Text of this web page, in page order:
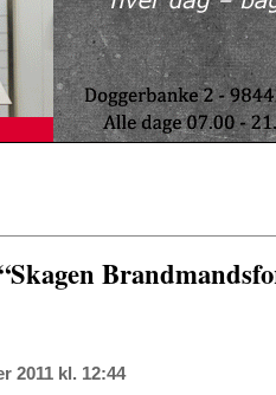
2011 kl. 12:44